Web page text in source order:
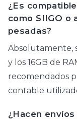
¿Es
como SIIGO o
pesadas?
Absolutamente,
y los 16GB de
recomendados
contable
¿Hacen